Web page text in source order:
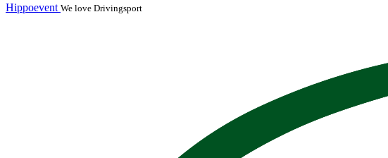
Hippoevent We love Drivingsport